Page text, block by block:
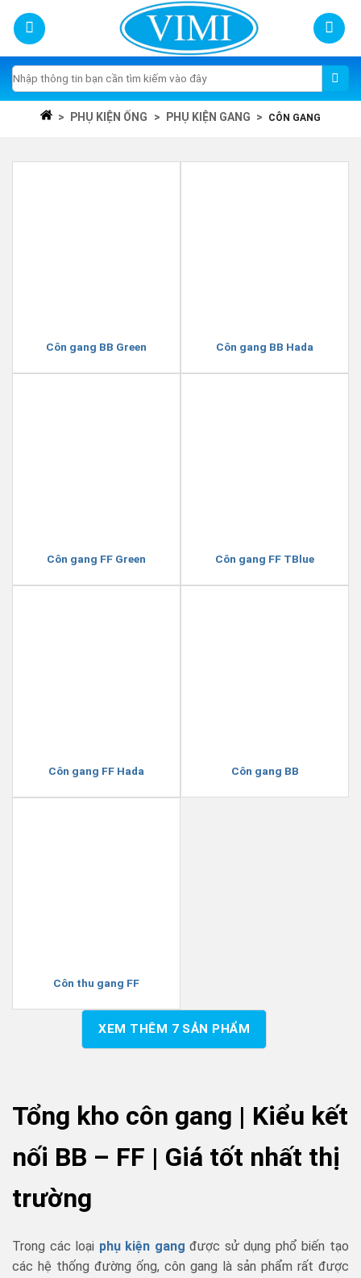
content
Tìm
kiếm:
> PHỤ KIỆN ỐNG > PHỤ KIỆN GANG > CÔN GANG
Côn gang BB Green Côn gang BB Hada
Côn gang FF Green Côn gang FF TBlue
Côn gang FF Hada Côn gang BB
Côn thu gang FF
XEM THÊM 7SẢN PHẨM
Tổng kho côn gang | Kiểu kết
nối BB – FF | Giá tốt nhất thị
trường
Trong các loại phụ kiện gang được sử dụng phổ biến tạo
các hệ thống đường ống, côn gang là sản phẩm rất được